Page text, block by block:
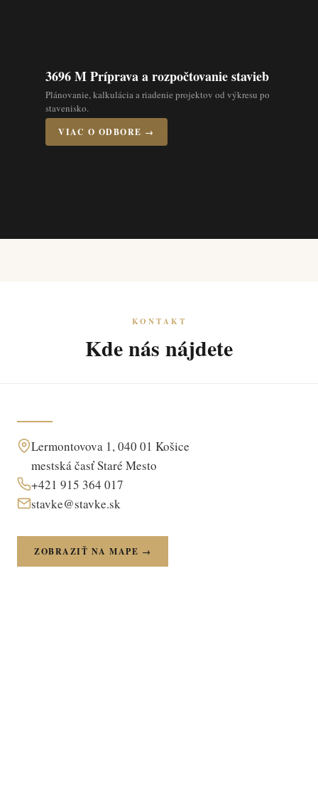
3696 M Príprava a rozpočtovanie stavieb
Plánovanie, kalkulácia a riadenie projektov od výkresu po
stavenisko.
VIAC O ODBORE →
KONTAKT
Kde nás nájdete
Lermontovova 1, 040 01 Košice
mestská časť Staré Mesto
+421 915 364 017
stavke@stavke.sk
ZOBRAZIŤ NA MAPE →